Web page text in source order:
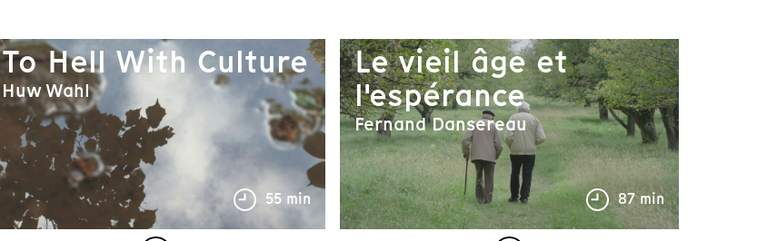
To Hell With Culture
Huw Wahl
55 min
Le vieil âge et
l'espérance
Fernand Dansereau
87 min